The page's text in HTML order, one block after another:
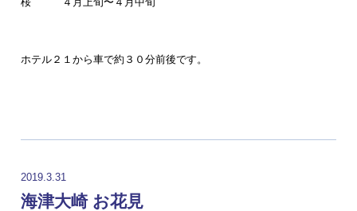
ホテル２１から車で約３０分前後です。
2019.3.31
海津大崎 お花見